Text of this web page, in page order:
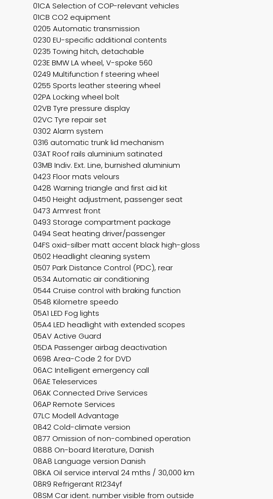
01CA Selection of COP-relevant vehicles
01CB CO2 equipment
0205 Automatic transmission
0230 EU-specific additional contents
0235 Towing hitch, detachable
023E BMW LA wheel, V-spoke 560
0249 Multifunction f steering wheel
0255 Sports leather steering wheel
02PA Locking wheel bolt
02VB Tyre pressure display
02VC Tyre repair set
0302 Alarm system
0316 automatic trunk lid mechanism
03AT Roof rails aluminium satinated
03MB Indiv. Ext. Line, burnished aluminium
0423 Floor mats velours
0428 Warning triangle and first aid kit
0450 Height adjustment, passenger seat
0473 Armrest front
0493 Storage compartment package
0494 Seat heating driver/passenger
04FS oxid-silber matt accent black high-gloss
0502 Headlight cleaning system
0507 Park Distance Control (PDC), rear
0534 Automatic air conditioning
0544 Cruise control with braking function
0548 Kilometre speedo
05A1 LED Fog lights
05A4 LED headlight with extended scopes
05AV Active Guard
05DA Passenger airbag deactivation
0698 Area-Code 2 for DVD
06AC Intelligent emergency call
06AE Teleservices
06AK Connected Drive Services
06AP Remote Services
07LC Modell Advantage
0842 Cold-climate version
0877 Omission of non-combined operation
0888 On-board literature, Danish
08A8 Language version Danish
08KA Oil service interval 24 mths / 30,000 km
08R9 Refrigerant R1234yf
08SM Car ident. number visible from outside